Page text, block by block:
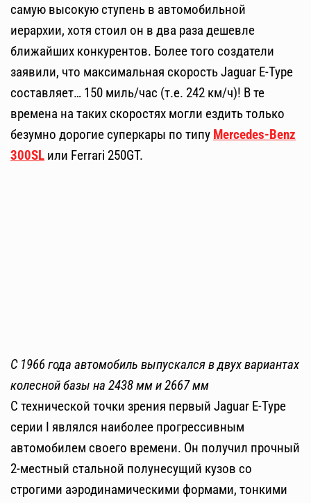
самую высокую ступень в автомобильной
иерархии, хотя стоил он в два раза дешевле
ближайших конкурентов. Более того создатели
заявили, что максимальная скорость Jaguar E-Type
составляет… 150 миль/час (т.е. 242 км/ч)! В те
времена на таких скоростях могли ездить только
безумно дорогие суперкары по типу Mercedes-Benz
300SL или Ferrari 250GT.
С 1966 года автомобиль выпускался в двух вариантах
колесной базы на 2438 мм и 2667 мм
С технической точки зрения первый Jaguar E-Type
серии I являлся наиболее прогрессивным
автомобилем своего времени. Он получил прочный
2-местный стальной полунесущий кузов со
строгими аэродинамическими формами, тонкими